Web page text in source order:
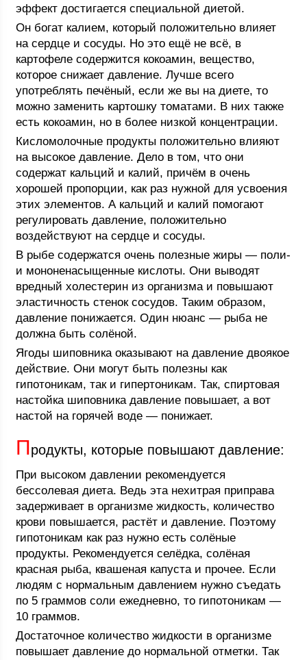
эффект достигается специальной диетой.
Он богат калием, который положительно влияет
на сердце и сосуды. Но это ещё не всё, в
картофеле содержится кокоамин, вещество,
которое снижает давление. Лучше всего
употреблять печёный, если же вы на диете, то
можно заменить картошку томатами. В них также
есть кокоамин, но в более низкой концентрации.
Кисломолочные продукты положительно влияют
на высокое давление. Дело в том, что они
содержат кальций и калий, причём в очень
хорошей пропорции, как раз нужной для усвоения
этих элементов. А кальций и калий помогают
регулировать давление, положительно
воздействуют на сердце и сосуды.
В рыбе содержатся очень полезные жиры — поли-
и мононенасыщенные кислоты. Они выводят
вредный холестерин из организма и повышают
эластичность стенок сосудов. Таким образом,
давление понижается. Один нюанс — рыба не
должна быть солёной.
Ягоды шиповника оказывают на давление двоякое
действие. Они могут быть полезны как
гипотоникам, так и гипертоникам. Так, спиртовая
настойка шиповника давление повышает, а вот
настой на горячей воде — понижает.
Продукты, которые повышают давление:
При высоком давлении рекомендуется
бессолевая диета. Ведь эта нехитрая приправа
задерживает в организме жидкость, количество
крови повышается, растёт и давление. Поэтому
гипотоникам как раз нужно есть солёные
продукты. Рекомендуется селёдка, солёная
красная рыба, квашеная капуста и прочее. Если
людям с нормальным давлением нужно съедать
по 5 граммов соли ежедневно, то гипотоникам —
10 граммов.
Достаточное количество жидкости в организме
повышает давление до нормальной отметки. Так